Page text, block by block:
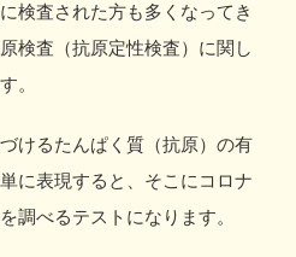
検査された方も多くなってき
検査（抗原定性検査）に関し
。
けるたんぱく質（抗原）の有
に表現すると、そこにコロナ
調べるテストになります。